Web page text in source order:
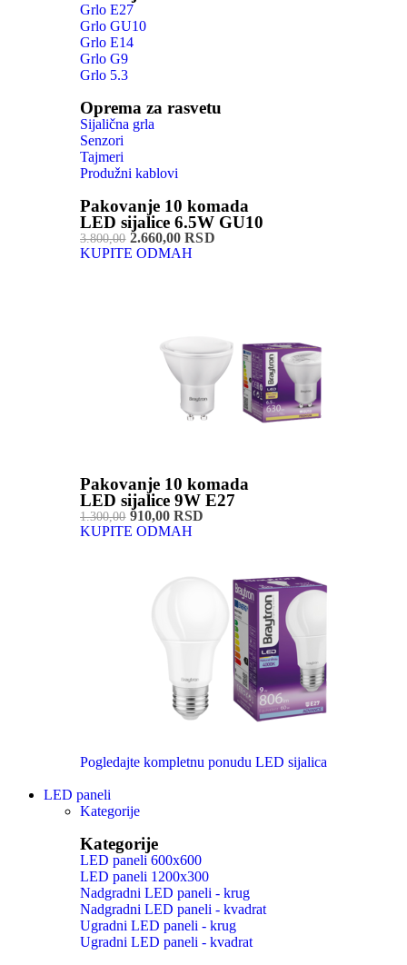
Grlo E27
Grlo GU10
Grlo E14
Grlo G9
Grlo 5.3
Oprema za rasvetu
Sijalična grla
Senzori
Tajmeri
Produžni kablovi
Pakovanje 10 komada
LED sijalice 6.5W GU10
3.800,002.660,00 RSD
KUPITE ODMAH
Pakovanje 10 komada
LED sijalice 9W E27
1.300,00910,00 RSD
KUPITE ODMAH
Pogledajte kompletnu ponudu LED sijalica
LED paneli
Kategorije
Kategorije
LED paneli 600x600
LED paneli 1200x300
Nadgradni LED paneli - krug
Nadgradni LED paneli - kvadrat
Ugradni LED paneli - krug
Ugradni LED paneli - kvadrat